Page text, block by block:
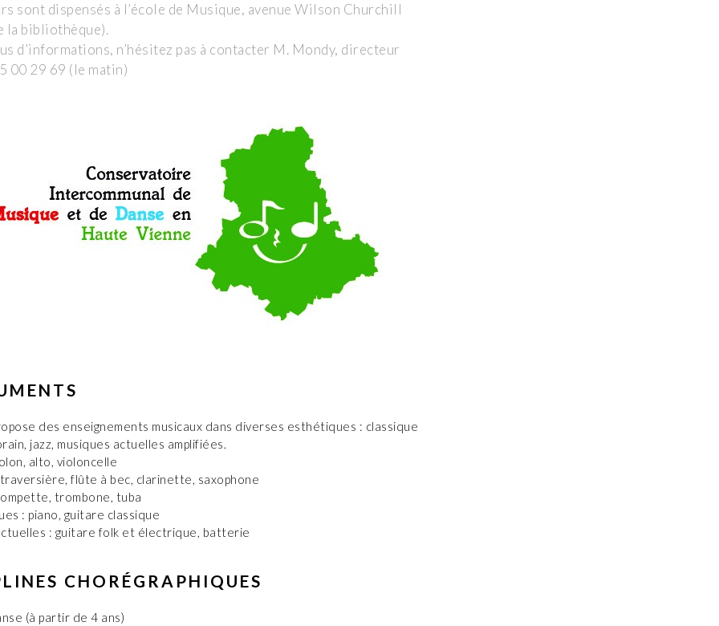
sont dispensés à l’école de Musique, avenue Wilson Churchill
la bibliothèque).
d’informations, n’hésitez pas à contacter M. Mondy, directeur
00 29 69 (le matin)
des enseignements musicaux dans diverses esthétiques : classique
jazz, musiques actuelles amplifiées.
alto, violoncelle
flûte à bec, clarinette, saxophone
trombone, tuba
: piano, guitare classique
: guitare folk et électrique, batterie
CHORÉGRAPHIQUES
(à partir de 4 ans)